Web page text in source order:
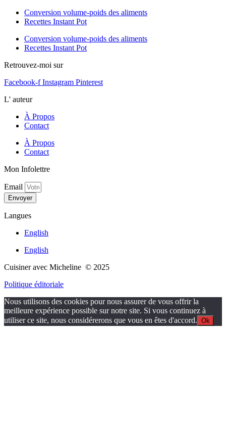
Conversion volume-poids des aliments
Recettes Instant Pot
Conversion volume-poids des aliments
Recettes Instant Pot
Retrouvez-moi sur
Facebook-f Instagram Pinterest
L' auteur
À Propos
Contact
À Propos
Contact
Mon Infolettre
Email
Envoyer
Langues
English
English
Cuisiner avec Micheline © 2025
Politique éditoriale
Nous utilisons des cookies pour nous assurer de vous offrir la
meilleure expérience possible sur notre site. Si vous continuez à
utiliser ce site, nous considérerons que vous en êtes d'accord. Ok